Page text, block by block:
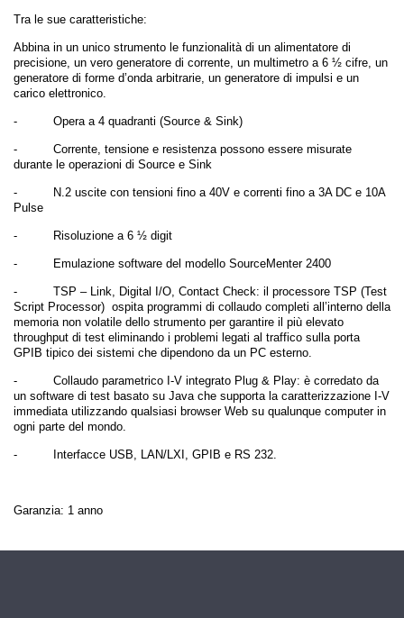
Tra le sue caratteristiche:
Abbina in un unico strumento le funzionalità di un alimentatore di
precisione, un vero generatore di corrente, un multimetro a 6 ½ cifre, un
generatore di forme d’onda arbitrarie, un generatore di impulsi e un
carico elettronico.
- Opera a 4 quadranti (Source & Sink)
-
Corrente, tensione e resistenza possono essere misurate
durante le operazioni di Source e Sink
-
N.2 uscite con tensioni fino a 40V e correnti fino a 3A DC e 10A
Pulse
- Risoluzione a 6 ½ digit
- Emulazione software del modello SourceMenter 2400
-
TSP – Link, Digital I/O, Contact Check: il processore TSP (Test
Script Processor) ospita programmi di collaudo completi all’interno della
memoria non volatile dello strumento per garantire il più elevato
throughput di test eliminando i problemi legati al traffico sulla porta
GPIB tipico dei sistemi che dipendono da un PC esterno.
-
Collaudo parametrico I-V integrato Plug & Play: è corredato da
un software di test basato su Java che supporta la caratterizzazione I-V
immediata utilizzando qualsiasi browser Web su qualunque computer in
ogni parte del mondo.
- Interfacce USB, LAN/LXI, GPIB e RS 232.
Garanzia: 1 anno